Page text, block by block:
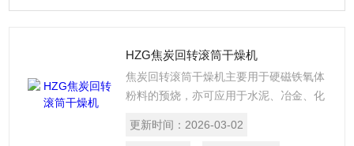
HZG焦炭回转滚筒干燥机
焦炭回转滚筒干燥机主要用于硬磁铁氧体
粉料的预烧，亦可应用于水泥、冶金、化
置、冷却管、燃油系统、电气控制、二次
更新时间： 2026-03-02